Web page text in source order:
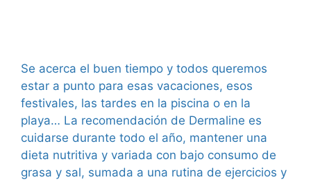
Se acerca el buen tiempo y todos queremos
estar a punto para esas vacaciones, esos
festivales, las tardes en la piscina o en la
playa… La recomendación de Dermaline es
cuidarse durante todo el año, mantener una
dieta nutritiva y variada con bajo consumo de
grasa y sal, sumada a una rutina de ejercicios y